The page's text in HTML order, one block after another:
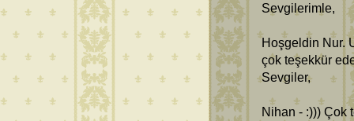
Sevgilerimle,
Hoşgeldin Nur.
çok teşekkür
Sevgiler,
Nihan - :))) Çok